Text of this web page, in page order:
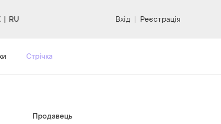
RU Вхід | Реєстрація
Стрічка
Продавець